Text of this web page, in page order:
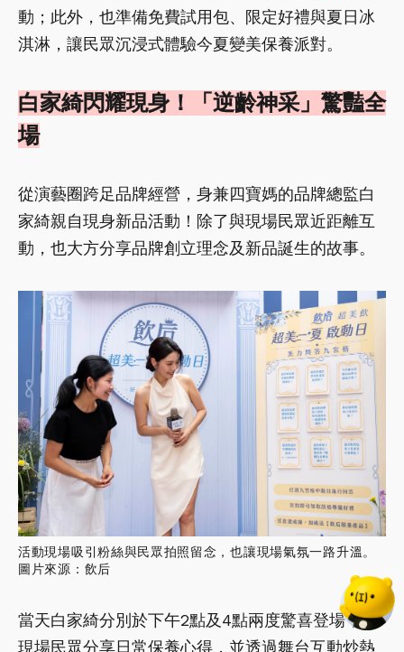
動；此外，也準備免費試用包、限定好禮與夏日冰
淇淋，讓民眾沉浸式體驗今夏變美保養派對。
白家綺閃耀現身！「逆齡神采」驚豔全
場
從演藝圈跨足品牌經營，身兼四寶媽的品牌總監白
家綺親自現身新品活動！除了與現場民眾近距離互
動，也大方分享品牌創立理念及新品誕生的故事。
活動現場吸引粉絲與民眾拍照留念，也讓現場氣氛一路升溫。
圖片來源：飲后
當天白家綺分別於下午2點及4點兩度驚喜登場，與
現場民眾分享日常保養心得，並透過舞台互動炒熱